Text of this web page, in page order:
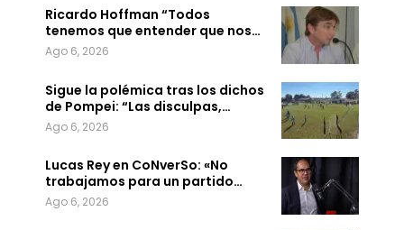
Ricardo Hoffman “Todos
tenemos que entender que nos…
Ago 6, 2026
Sigue la polémica tras los dichos
de Pompei: “Las disculpas,…
Ago 6, 2026
Lucas Rey en CoNverSo: «No
trabajamos para un partido…
Ago 6, 2026